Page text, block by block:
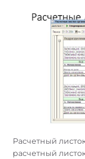
Расчетный
расчетный